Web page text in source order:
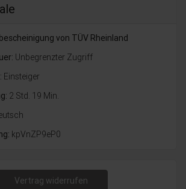
von TÜV Rheinland
Unbegrenzter Zugriff
Einsteiger
2 Std. 19 Min.
kpVnZP9eP0
Vertrag widerrufen